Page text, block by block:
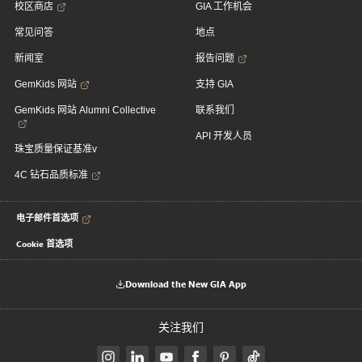
校区商店
常见问答
新闻室
GemKids 网站
GemKids 网站 Alumni Collective
珠宝质量保证基准v
4C 钻石品质标准
GIA 工作机会
地点
报告问题
支持 GIA
联系我们
API 开发人员
电子邮件首选项
Cookie 首选项
Download the New GIA App
关注我们